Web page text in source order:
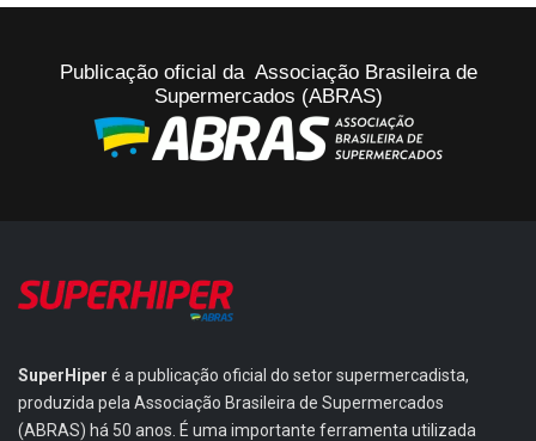
Publicação oficial da Associação Brasileira de
Supermercados (ABRAS)
SuperHiper é a publicação oficial do setor supermercadista,
produzida pela Associação Brasileira de Supermercados
(ABRAS) há 50 anos. É uma importante ferramenta utilizada